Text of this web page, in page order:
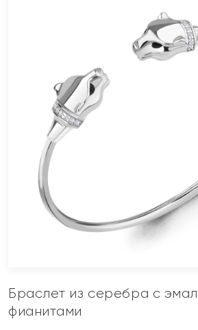
Браслет из серебра с
фианитами